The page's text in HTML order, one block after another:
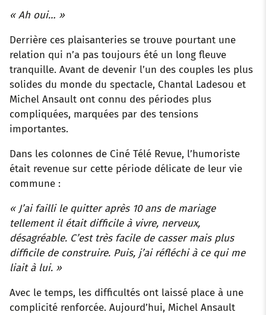
« Ah oui… »
Derrière ces plaisanteries se trouve pourtant une
relation qui n’a pas toujours été un long fleuve
tranquille. Avant de devenir l’un des couples les plus
solides du monde du spectacle, Chantal Ladesou et
Michel Ansault ont connu des périodes plus
compliquées, marquées par des tensions
importantes.
Dans les colonnes de Ciné Télé Revue, l’humoriste
était revenue sur cette période délicate de leur vie
commune :
« J’ai failli le quitter après 10 ans de mariage
tellement il était difficile à vivre, nerveux,
désagréable. C’est très facile de casser mais plus
difficile de construire. Puis, j’ai réfléchi à ce qui me
liait à lui. »
Avec le temps, les difficultés ont laissé place à une
complicité renforcée. Aujourd’hui, Michel Ansault